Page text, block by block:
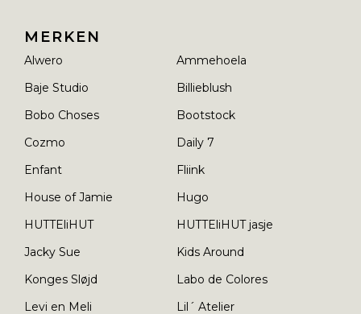
MERKEN
Alwero
Ammehoela
Baje Studio
Billieblush
Bobo Choses
Bootstock
Cozmo
Daily 7
Enfant
Fliink
House of Jamie
Hugo
HUTTEliHUT
HUTTEliHUT jasje
Jacky Sue
Kids Around
Konges Sløjd
Labo de Colores
Levi en Meli
Lil´ Atelier